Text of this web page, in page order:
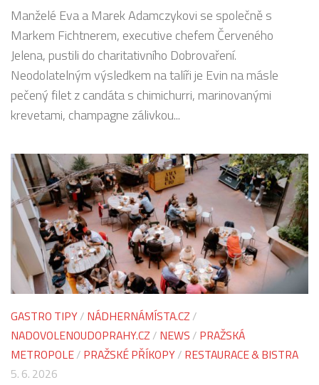
Manželé Eva a Marek Adamczykovi se společně s
Markem Fichtnerem, executive chefem Červeného
Jelena, pustili do charitativního Dobrovaření.
Neodolatelným výsledkem na talíři je Evin na másle
pečený filet z candáta s chimichurri, marinovanými
krevetami, champagne zálivkou...
GASTRO TIPY/ NÁDHERNÁMÍSTA.CZ /
NADOVOLENOUDOPRAHY.CZ / NEWS / PRAŽSKÁ
METROPOLE/ PRAŽSKÉ PŘÍKOPY/ RESTAURACE & BISTRA
5. 6. 2026